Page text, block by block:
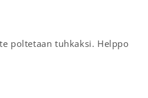
poltetaan tuhkaksi. Helppo